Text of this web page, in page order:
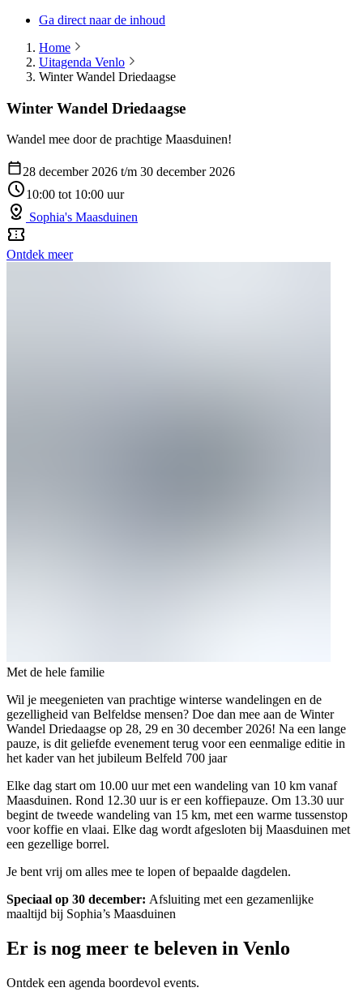
Ga direct naar de inhoud
Home
Uitagenda Venlo
Winter Wandel Driedaagse
Winter Wandel Driedaagse
Wandel mee door de prachtige Maasduinen!
28 december 2026 t/m 30 december 2026
10:00 tot 10:00 uur
Sophia's Maasduinen
Ontdek meer
Met de hele familie
Wil je meegenieten van prachtige winterse wandelingen en de
gezelligheid van Belfeldse mensen? Doe dan mee aan de Winter
Wandel Driedaagse op 28, 29 en 30 december 2026! Na een lange
pauze, is dit geliefde evenement terug voor een eenmalige editie in
het kader van het jubileum Belfeld 700 jaar
Elke dag start om 10.00 uur met een wandeling van 10 km vanaf
Maasduinen. Rond 12.30 uur is er een koffiepauze. Om 13.30 uur
begint de tweede wandeling van 15 km, met een warme tussenstop
voor koffie en vlaai. Elke dag wordt afgesloten bij Maasduinen met
een gezellige borrel.
Je bent vrij om alles mee te lopen of bepaalde dagdelen.
Speciaal op 30 december: Afsluiting met een gezamenlijke
maaltijd bij Sophia’s Maasduinen
Er is nog meer te beleven in Venlo
Ontdek een agenda boordevol events.